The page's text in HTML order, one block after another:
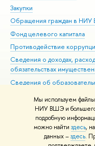
Мы используем файлы
НИУ ВШЭ и большего
подробную
можно найти здесь,
данных –здесь.
Закупки
Обращения граждан в
Фонд целевого капитала
Противодействие
Сведения о доходах,
обязательствах
Сведения об
Людям с ограниченными
Единая платежная страница
Работа в Вышке